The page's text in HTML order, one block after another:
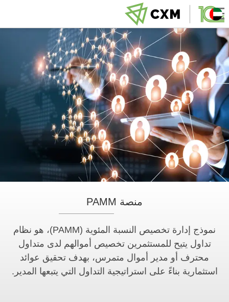
منصة PAMM
نموذج إدارة تخصيص النسبة المئوية (PAMM)، هو نظام
تداول يتيح للمستثمرين تخصيص أموالهم لدى متداول
محترف أو مدير أموال متمرس، بهدف تحقيق عوائد
استثمارية بناءً على استراتيجية التداول التي يتبعها المدير.